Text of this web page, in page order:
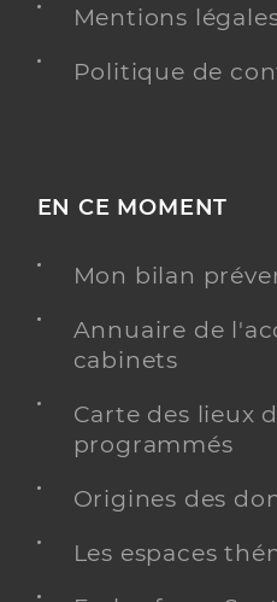
Mentions
Politique de
EN CE MOMENT
Mon bilan
Annuaire de
cabinets
Carte des lieux
programmés
Origines des
Les espaces